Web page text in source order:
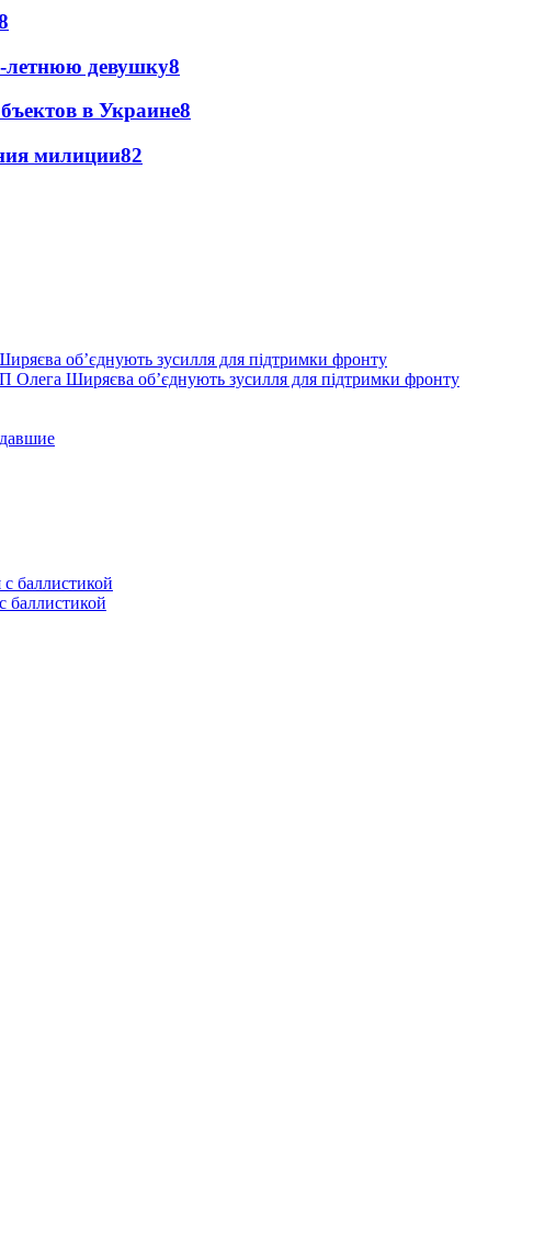
летнюю девушку8
в Украине8
милиции82
Ширяєва об’єднують зусилля для підтримки фронту
баллистикой